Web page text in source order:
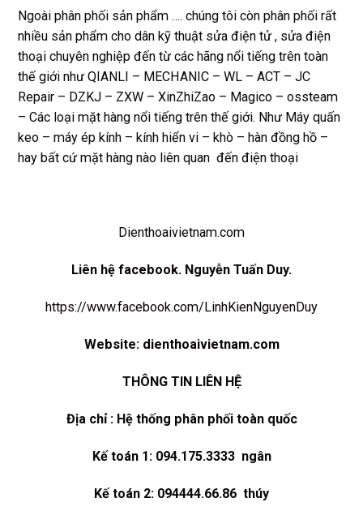
Ngoài phân phối sản phẩm …. chúng tôi còn phân phối rất
nhiều sản phẩm cho dân kỹ thuật sửa điện tử , sửa điện
thoại chuyên nghiệp đến từ các hãng nổi tiếng trên toàn
thế giới như QIANLI – MECHANIC – WL – ACT – JC
Repair – DZKJ – ZXW – XinZhiZao – Magico – ossteam
– Các loại mặt hàng nổi tiếng trên thế giới. Như Máy quấn
keo – máy ép kính – kính hiển vi – khò – hàn đồng hồ –
hay bất cứ mặt hàng nào liên quan đến điện thoại
Dienthoaivietnam.com
Liên hệ facebook. Nguyễn Tuấn Duy.
https://www.facebook.com/LinhKienNguyenDuy
Website:dienthoaivietnam.com
THÔNG TIN LIÊN HỆ
Địa chỉ : Hệ thống phân phối toàn quốc
Kế toán 1: 094.175.3333 ngân
Kế toán 2: 094444.66.86 thúy